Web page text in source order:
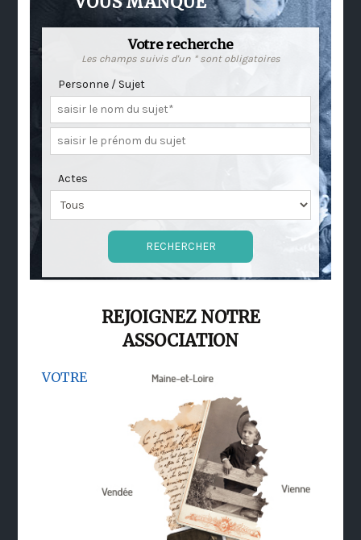
Votre recherche
Les champs suivis d'un * sont obligatoires
Personne / Sujet
Actes
REJOIGNEZ NOTRE
ASSOCIATION
VOTRE